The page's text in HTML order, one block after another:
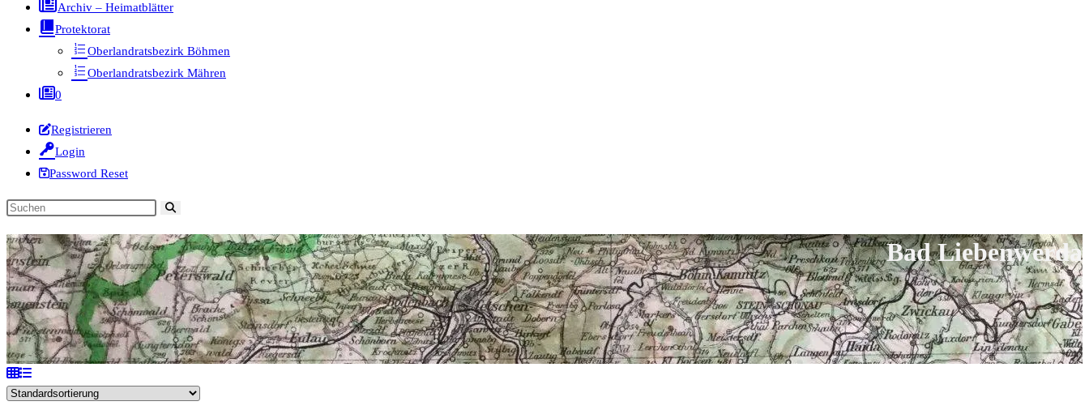
Archiv – Heimatblätter
Protektorat
Oberlandratsbezirk Böhmen
Oberlandratsbezirk Mähren
0
Registrieren
Login
Password Reset
Diese
durchsuchen
Bad Liebenwerda